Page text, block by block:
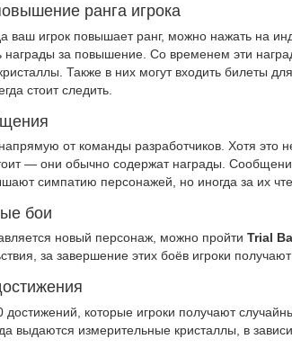
ранга игрока
ваш игрок повышает ранг, можно нажать на
награды за повышение. Со временем эти
Также в них могут входить билеты
стоит следить.
от команды разработчиков. Хотя это
— они обычно содержат награды.
симпатию персонажей, но иногда за их
бои
новый персонаж, можно пройти Trial
за завершение этих боёв игроки
достижений, которые игроки получают
выдаются измерительные кристаллы, в